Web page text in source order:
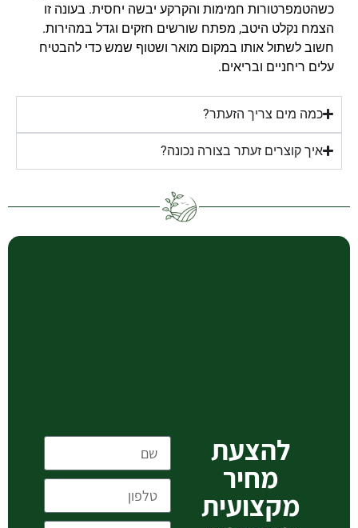
כשהטמפרטורות חמימות והקרקע יבשה יחסית. בעונה זו
הצמח נקלט היטב, מפתח שורשים חזקים וגדל במהירות.
חשוב לשתול אותו במקום מואר ושטוף שמש כדי להבטיח
עלים ריחניים ובריאים.
כמה מים צריך הזעתר?
איך קוצרים זעתר בצורה נכונה?
להצעת
מחיר
מקצועית